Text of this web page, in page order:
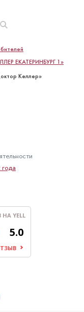
ЕКАТЕРИНБУРГ 1»
Келлер»
YELL
5.0